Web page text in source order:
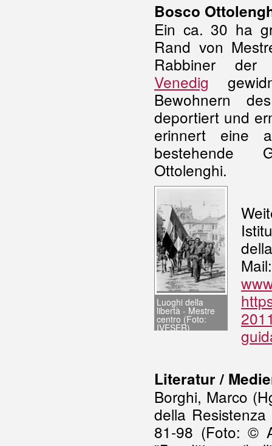
Bosco
Ein ca. 30 ha
Rand von
Rabbiner der
Venedig
Bewohnern
deportiert und
erinnert eine
bestehende
Ottolenghi.
Luoghi della
libertà - Mestre
centro (Foto:
IVESER)
Literatur /
Borghi, Marco
della
81-98 (Foto: ©